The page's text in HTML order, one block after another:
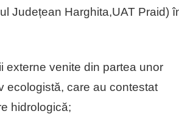
Județean Harghita,UAT Praid)
externe venite din partea unor
ecologistă, care au contestat
hidrologică;